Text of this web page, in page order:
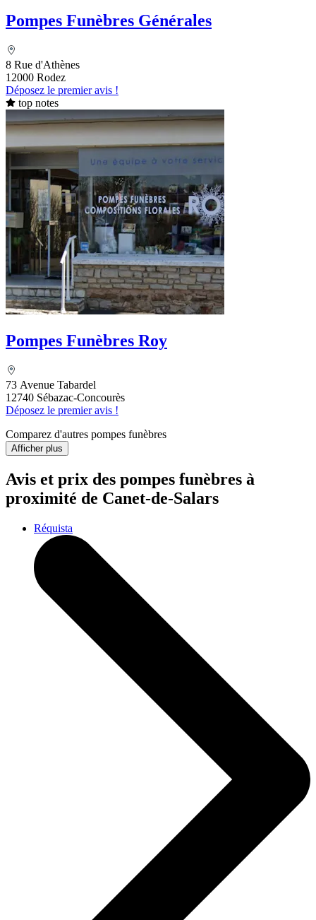
Pompes Funèbres Générales
8 Rue d'Athènes
12000 Rodez
Déposez le premier avis !
top notes
Pompes Funèbres Roy
73 Avenue Tabardel
12740 Sébazac-Concourès
Déposez le premier avis !
Comparez d'autres pompes funèbres
Afficher plus
Avis et prix des pompes funèbres à
proximité de Canet-de-Salars
Réquista